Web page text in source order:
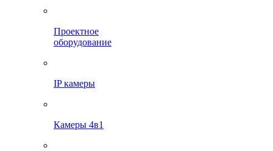
Проектное
оборудование
IP камеры
Камеры 4в1